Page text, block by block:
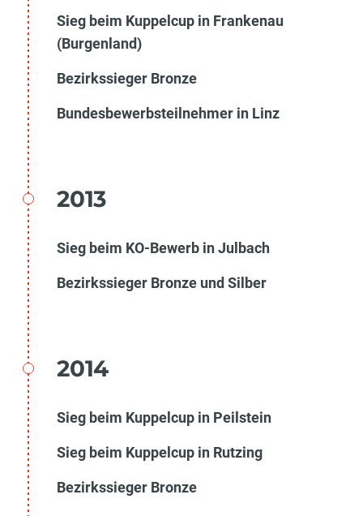
Sieg beim Kuppelcup in Frankenau
(Burgenland)
Bezirkssieger Bronze
Bundesbewerbsteilnehmer in Linz
2013
Sieg beim KO-Bewerb in Julbach
Bezirkssieger Bronze und Silber
2014
Sieg beim Kuppelcup in Peilstein
Sieg beim Kuppelcup in Rutzing
Bezirkssieger Bronze